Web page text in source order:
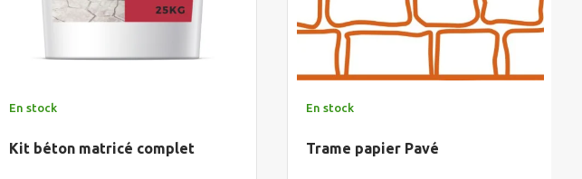
En stock
Kit béton matricé complet
En stock
Trame papier Pavé